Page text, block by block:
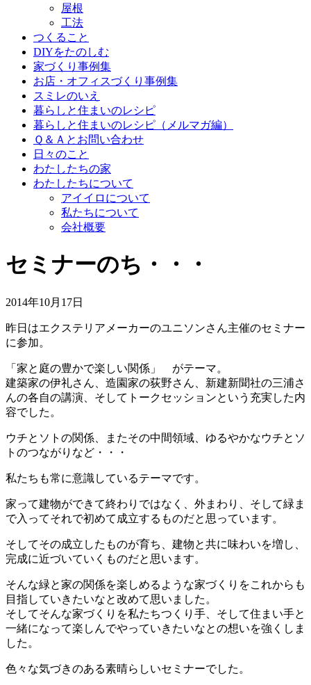
屋根
工法
つくること
DIYをたのしむ
家づくり事例集
お店・オフィスづくり事例集
スミレのいえ
暮らしと住まいのレシピ
暮らしと住まいのレシピ（メルマガ編）
Ｑ＆Ａとお問い合わせ
日々のこと
わたしたちの家
わたしたちについて
アイイロについて
私たちについて
会社概要
セミナーのち・・・
2014年10月17日
昨日はエクステリアメーカーのユニソンさん主催のセミナー
に参加。
「家と庭の豊かで楽しい関係」 がテーマ。
建築家の伊礼さん、造園家の荻野さん、新建新聞社の三浦さ
んの各自の講演、そしてトークセッションという充実した内
容でした。
ウチとソトの関係、またその中間領域、ゆるやかなウチとソ
トのつながりなど・・・
私たちも常に意識しているテーマです。
家って建物ができて終わりではなく、外まわり、そして緑ま
で入ってそれで初めて成立するものだと思っています。
そしてその成立したものが育ち、建物と共に味わいを増し、
完成に近づいていくものだと思います。
そんな緑と家の関係を楽しめるような家づくりをこれからも
目指していきたいなと改めて思いました。
そしてそんな家づくりを私たちつくり手、そして住まい手と
一緒になって楽しんでやっていきたいなとの想いを強くしま
した。
色々な気づきのある素晴らしいセミナーでした。